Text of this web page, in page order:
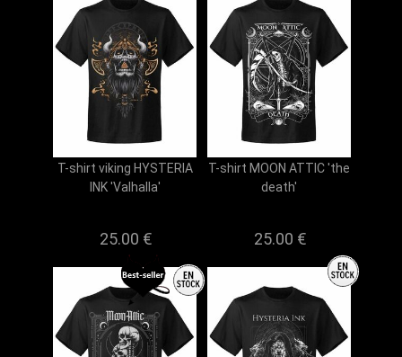
T-shirt viking HYSTERIA
INK 'Valhalla'
25.00 €
T-shirt MOON ATTIC 'the
death'
25.00 €